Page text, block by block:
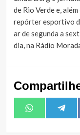
de Rio Verde e,
repórter esportivo
ar de segunda a
dia, na Rádio
Share
on
WhatsAppShare
on